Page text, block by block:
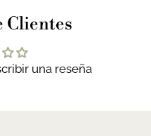
Clientes
una reseña